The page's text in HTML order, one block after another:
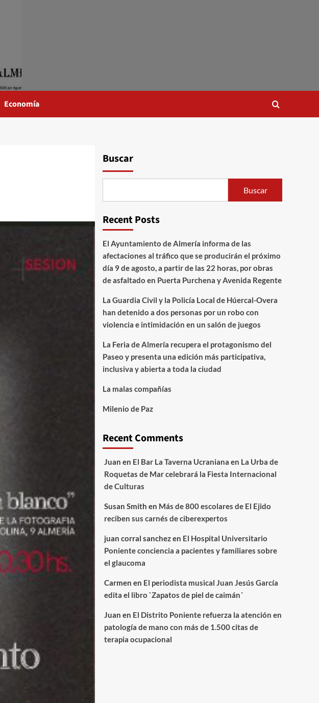
Economía
Buscar
Buscar
Recent Posts
El Ayuntamiento de Almería informa de las
afectaciones al tráfico que se producirán el próximo
día 9 de agosto, a partir de las 22 horas, por obras
de asfaltado en Puerta Purchena y Avenida Regente
La Guardia Civil y la Policía Local de Húercal-Overa
han detenido a dos personas por un robo con
violencia e intimidación en un salón de juegos
La Feria de Almería recupera el protagonismo del
Paseo y presenta una edición más participativa,
inclusiva y abierta a toda la ciudad
La malas compañías
Milenio de Paz
Recent Comments
Juan en El Bar La Taverna Ucraniana en La Urba de
Roquetas de Mar celebrará la Fiesta Internacional
de Culturas
Susan Smith en Más de 800 escolares de El Ejido
reciben sus carnés de ciberexpertos
juan corral sanchezen El Hospital Universitario
Poniente conciencia a pacientes y familiares sobre
el glaucoma
Carmen en El periodista musical Juan Jesús García
edita el libro `Zapatos de piel de caimán´
Juan en El Distrito Poniente refuerza la atención en
patología de mano con más de 1.500 citas de
terapia ocupacional